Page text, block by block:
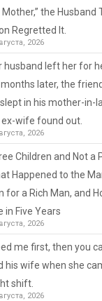
Mother,” the Husband
Regretted It.
2026
husband left her for
later, the
in his mother-in-
ex-wife found out.
2026
Children and Not a
Happened to the
for a Rich Man, and
in Five Years
2026
me first, then you
his wife when she
shift.
2026